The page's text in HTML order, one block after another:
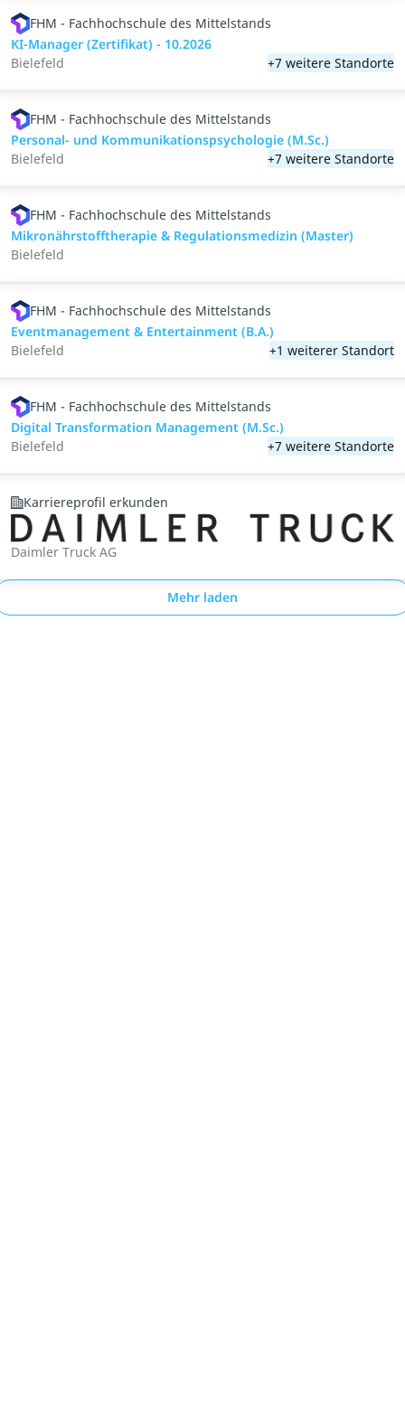
FHM - Fachhochschule des Mittelstands
KI-Manager (Zertifikat) - 10.2026
Bielefeld
+7 weitere Standorte
FHM - Fachhochschule des Mittelstands
Personal- und Kommunikations­psychologie (M.Sc.)
Bielefeld
+7 weitere Standorte
FHM - Fachhochschule des Mittelstands
Mikronährstofftherapie & Regulationsmedizin (Master)
Bielefeld
FHM - Fachhochschule des Mittelstands
Eventmanagement & Entertainment (B.A.)
Bielefeld
+1 weiterer Standort
FHM - Fachhochschule des Mittelstands
Digital Transformation Management (M.Sc.)
Bielefeld
+7 weitere Standorte
Karriereprofil erkunden
Daimler Truck AG
Mehr laden